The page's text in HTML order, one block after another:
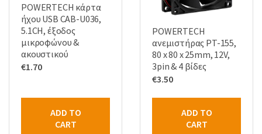
POWERTECH κάρτα
ήχου USB CAB-U036,
5.1CH, έξοδος
μικροφώνου &
ακουστικού
€1.70
ADD TO
CART
POWERTECH
ανεμιστήρας PT-155,
80 x 80 x 25mm, 12V,
3pin & 4 βίδες
€3.50
ADD TO
CART